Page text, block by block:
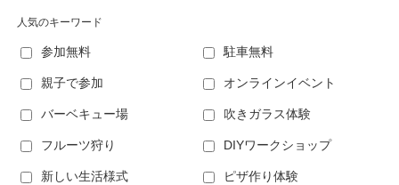
人気のキーワード
参加無料 駐車無料
親子で参加 オンラインイベント
バーベキュー場 吹きガラス体験
フルーツ狩り DIYワークショップ
新しい生活様式 ピザ作り体験